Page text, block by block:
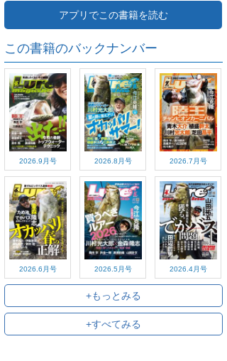
アプリでこの書籍を読む
この書籍のバックナンバー
2026.9月号 2026.8月号 2026.7月号
2026.6月号 2026.5月号 2026.4月号
+もっとみる
+すべてみる